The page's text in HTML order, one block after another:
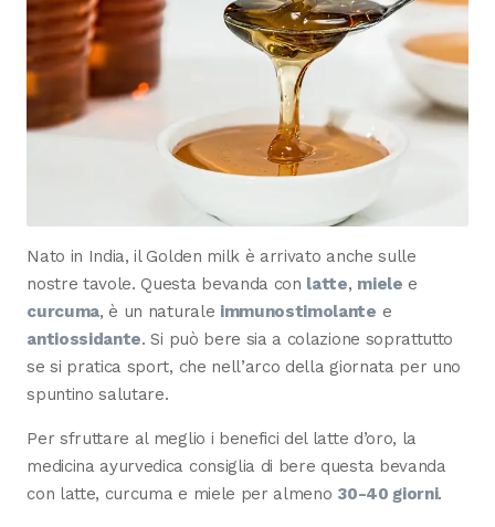
Nato in India, il Golden milk è arrivato anche sulle
nostre tavole. Questa bevanda con latte, miele e
curcuma, è un naturale immunostimolante e
antiossidante. Si può bere sia a colazione soprattutto
se si pratica sport, che nell’arco della giornata per uno
spuntino salutare.
Per sfruttare al meglio i benefici del latte d’oro, la
medicina ayurvedica consiglia di bere questa bevanda
con latte, curcuma e miele per almeno 30-40 giorni.